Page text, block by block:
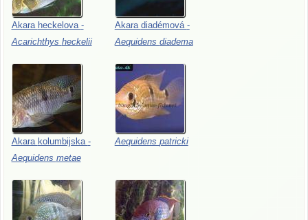
Akara heckelova -
Acarichthys heckelii
Akara diadémová -
Aequidens diadema
Akara kolumbijska -
Aequidens metae
Aequidens patricki